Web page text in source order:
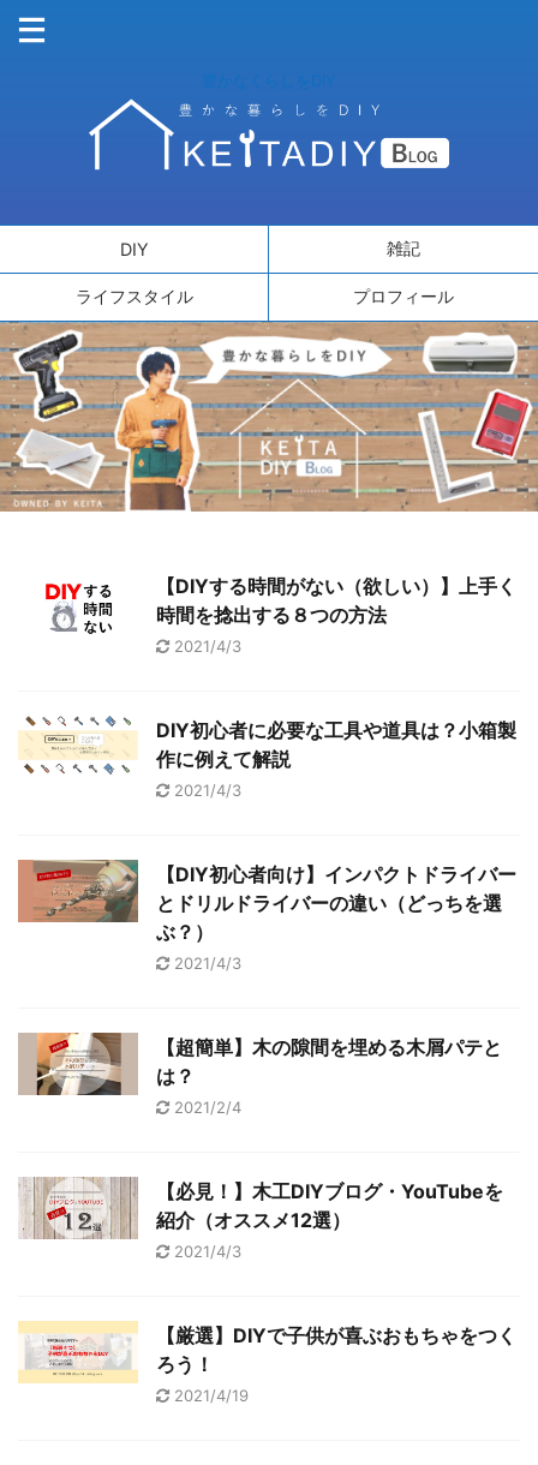
豊かなくらしをDIY
DIY 雑記
ライフスタイル プロフィール
【DIYする時間がない（欲しい）】上手く
時間を捻出する８つの方法
2021/4/3
DIY初心者に必要な工具や道具は？小箱製
作に例えて解説
2021/4/3
【DIY初心者向け】インパクトドライバー
とドリルドライバーの違い（どっちを選
ぶ？）
2021/4/3
【超簡単】木の隙間を埋める木屑パテと
は？
2021/2/4
【必見！】木工DIYブログ・YouTubeを
紹介（オススメ12選）
2021/4/3
【厳選】DIYで子供が喜ぶおもちゃをつく
ろう！
2021/4/19